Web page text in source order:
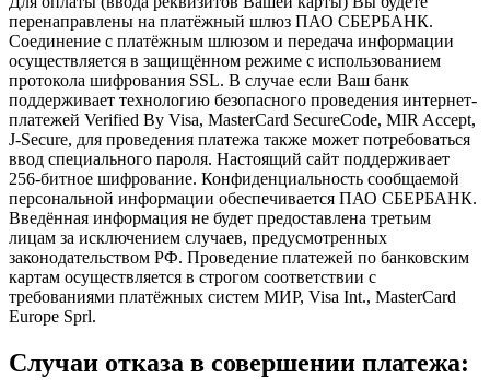
Глэмпинг
Банный комплекс
Ресторан
Предложения
Услуги
Трансфер
Аренда банного комплекса
Фирменная банная программа
Проведение свадеб
Корпоративные мероприятия
Детские мастер-классы
перенаправлены на платёжный шлюз ПАО СБЕРБАНК.
Соединение с платёжным шлюзом и передача информации
осуществляется в защищённом режиме с использованием
протокола шифрования SSL. В случае если Ваш банк
поддерживает технологию безопасного проведения интернет-
платежей Verified By Visa, MasterCard SecureCode, MIR Accept,
J-Secure, для проведения платежа также может потребоваться
ввод специального пароля. Настоящий сайт поддерживает
256-битное шифрование. Конфиденциальность сообщаемой
персональной информации обеспечивается ПАО СБЕРБАНК.
Введённая информация не будет предоставлена третьим
лицам за исключением случаев, предусмотренных
законодательством РФ. Проведение платежей по банковским
картам осуществляется в строгом соответствии с
требованиями платёжных систем МИР, Visa Int., MasterCard
Europe Sprl.
Случаи отказа в совершении платежа: